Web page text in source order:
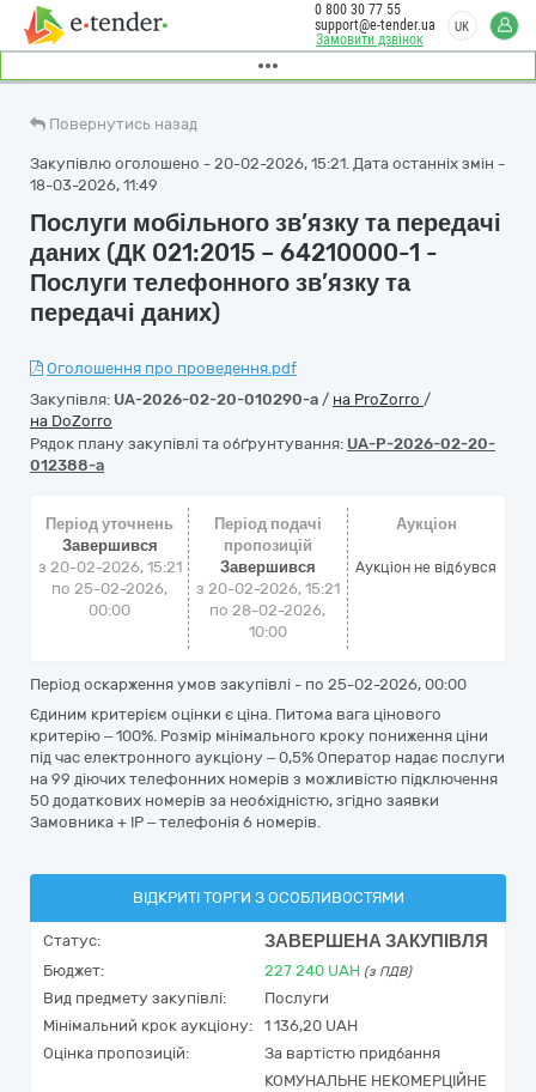
Замовити дзвінок
0 800 30 77 55
support@e-tender.ua
UK
Повернутись назад
Закупівлю оголошено - 20-02-2026, 15:21. Дата останніх змін -
18-03-2026, 11:49
Послуги мобільного зв’язку та передачі
даних (ДК 021:2015 – 64210000-1 -
Послуги телефонного зв’язку та
передачі даних)
Оголошення про проведення.pdf
Закупівля: UA-2026-02-20-010290-a / на ProZorro /
на DoZorro
Рядок плану закупівлі та обґрунтування: UA-P-2026-02-20-
012388-a
Період уточнень
Завершився
з 20-02-2026, 15:21
по 25-02-2026,
00:00
Період подачі
пропозицій
Завершився
з 20-02-2026, 15:21
по 28-02-2026,
10:00
Аукціон
Аукціон не відбувся
Період оскарження умов закупівлі - по 25-02-2026, 00:00
Єдиним критерієм оцінки є ціна. Питома вага цінового
критерію – 100%. Розмір мінімального кроку пониження ціни
під час електронного аукціону – 0,5% Оператор надає послуги
на 99 діючих телефонних номерів з можливістю підключення
50 додаткових номерів за необхідністю, згідно заявки
Замовника + IP – телефонія 6 номерів.
ВІДКРИТІ ТОРГИ З ОСОБЛИВОСТЯМИ
Статус: ЗАВЕРШЕНА ЗАКУПІВЛЯ
Бюджет: 227 240 UAH (з ПДВ)
Вид предмету закупівлі:
Послуги
Мінімальний крок аукціону:
1 136,20 UAH
Оцінка пропозицій:
За вартістю придбання
КОМУНАЛЬНЕ НЕКОМЕРЦІЙНЕ